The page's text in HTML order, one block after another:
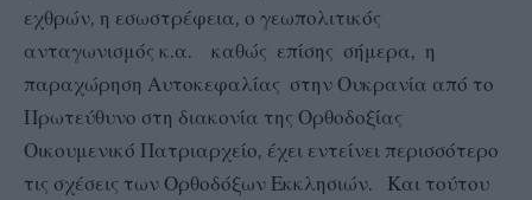
εχθρών, η εσωστρέφεια, ο γεωπολιτικός
ανταγωνισμός κ.α. καθώς επίσης σήμερα, η
παραχώρηση Αυτοκεφαλίας στην Ουκρανία από το
Πρωτεύθυνο στη διακονία της Ορθοδοξίας
Οικουμενικό Πατριαρχείο, έχει εντείνει περισσότερο
τις σχέσεις των Ορθοδόξων Εκκλησιών. Και τούτου